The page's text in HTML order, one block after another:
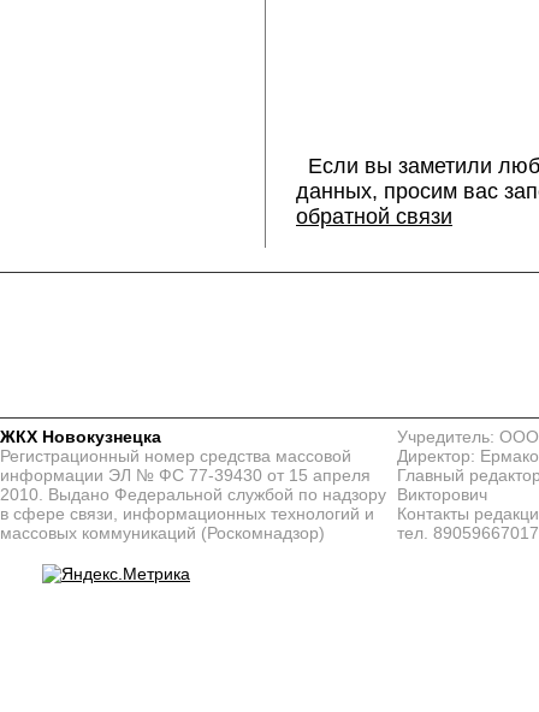
Если вы заметили
данных, просим вас
обратной связи
ЖКХ Новокузнецка
Регистрационный номер средства массовой
информации ЭЛ № ФС 77-39430 от 15 апреля
2010. Выдано Федеральной службой по надзору
в сфере связи, информационных технологий и
массовых коммуникаций (Роскомнадзор)
Учредитель:
Директор:
Главный
Викторович
Контакты
тел. 89059667017